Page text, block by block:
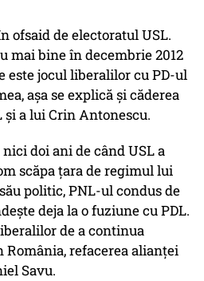
ofsaid de electoratul USL.
mai bine în decembrie 2012
este jocul liberalilor cu PD-ul
așa se explică și căderea
și a lui Crin Antonescu.
doi ani de când USL a
scăpa țara de regimul lui
politic, PNL-ul condus de
deja la o fuziune cu PDL.
de a continua
România, refacerea alianței
Savu.